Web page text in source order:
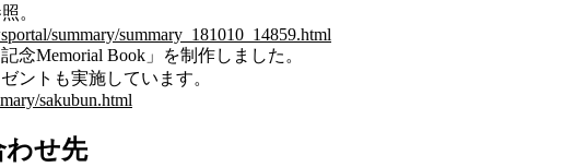
。
summary/summary_181010_14859.html
Memorial Book」を制作しました。
ントも実施しています。
sakubun.html
わせ先